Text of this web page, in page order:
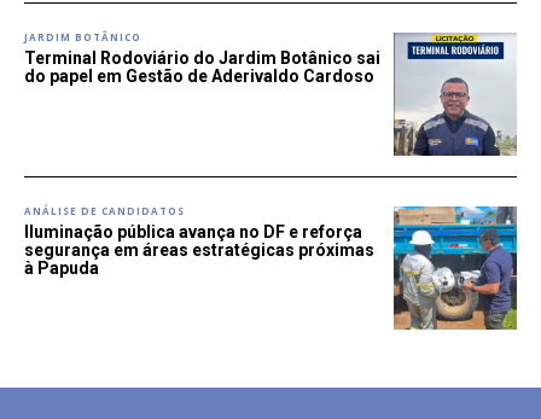
JARDIM BOTÂNICO
Terminal Rodoviário do Jardim Botânico sai
do papel em Gestão de Aderivaldo Cardoso
ANÁLISE DE CANDIDATOS
Iluminação pública avança no DF e reforça
segurança em áreas estratégicas próximas
à Papuda